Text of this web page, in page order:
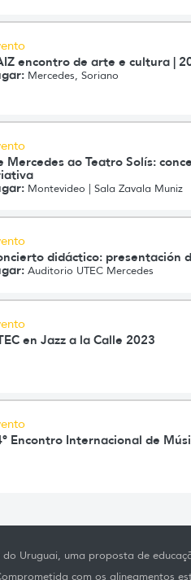
encontro de arte e cultura |
Mercedes, Soriano
Mercedes ao Teatro Solís:
Montevideo | Sala Zavala Muniz
didáctico: presentación
Auditorio UTEC Mercedes
en Jazz a la Calle 2023
Encontro Internacional de
do Uruguai, uma proposta de
com os alineamentos